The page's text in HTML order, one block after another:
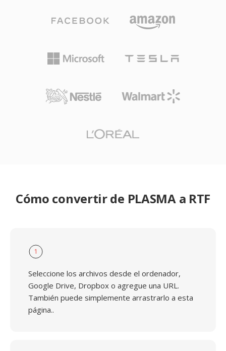
Cómo convertir de PLASMA a RTF
1
Seleccione los archivos desde el ordenador,
Google Drive, Dropbox o agregue una URL.
También puede simplemente arrastrarlo a esta
página..